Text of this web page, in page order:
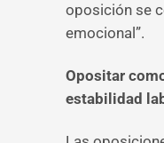
oposición se
emocional”.
Opositar
estabilidad